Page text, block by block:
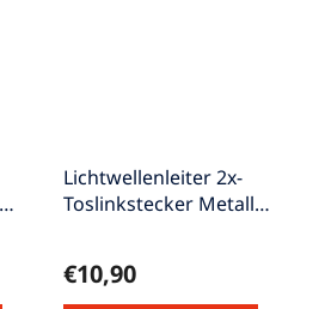
Lichtwellenleiter 2x-
Toslinkstecker Metall
€10,90